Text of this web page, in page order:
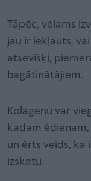
Tāpēc, vēlams
jau ir iekļauts,
atsevišķi,
bagātinātājiem.
Kolagēnu var
kādam
un ērts veids, kā
izskatu.